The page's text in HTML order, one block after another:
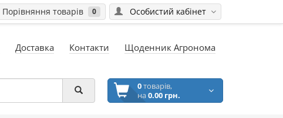
Особистий кабінет
Порівняння товарів 0
Доставка Контакти Щоденник Агронома
0товарів,
на0.00 грн.